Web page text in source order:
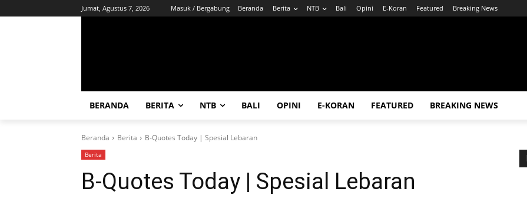
Jumat, Agustus 7, 2026 Masuk / Bergabung Beranda Berita NTB Bali Opini E-Koran Featured Breaking News
BERANDA BERITA NTB BALI OPINI E-KORAN FEATURED BREAKING NEWS
Beranda Berita B-Quotes Today | Spesial Lebaran
Berita
B-Quotes Today | Spesial Lebaran